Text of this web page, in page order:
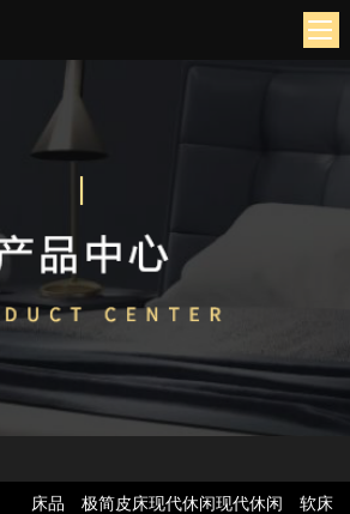
床品
极简皮床现代休闲现代休闲
软床